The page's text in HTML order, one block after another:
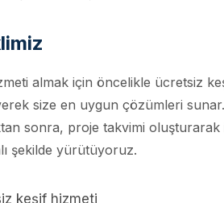
almak için öncelikle ücretsiz
size en uygun çözümleri
sonra, proje takvimi
şekilde yürütüyoruz.
keşif hizmeti